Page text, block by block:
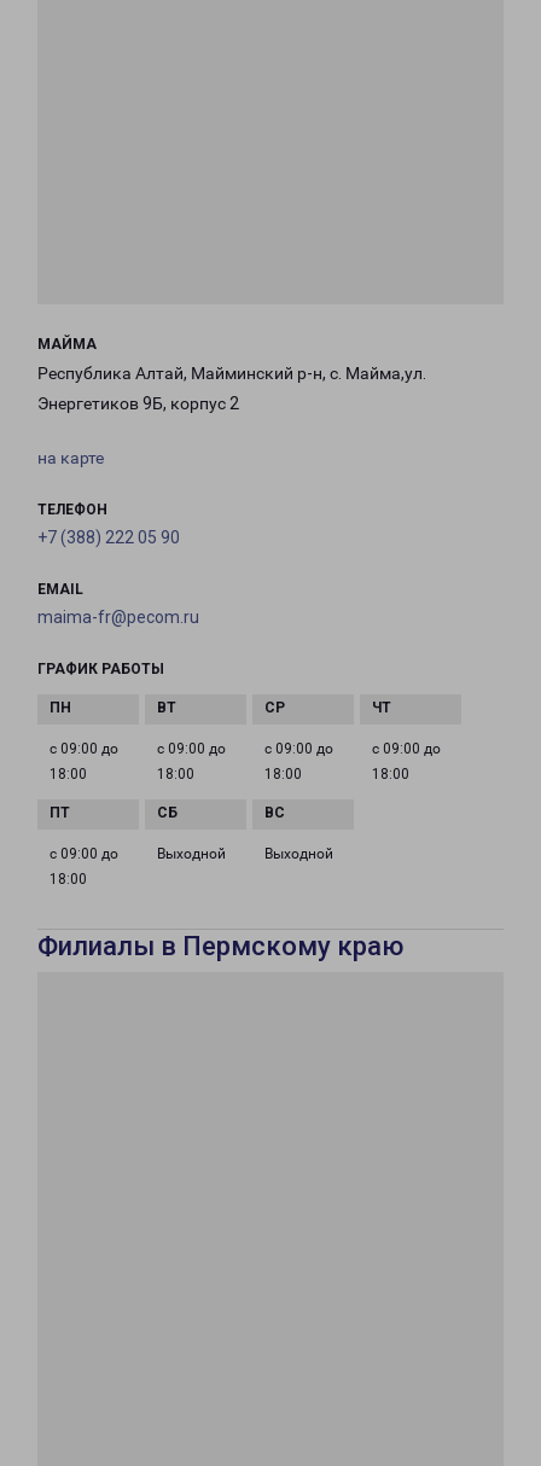
МАЙМА
Республика Алтай, Майминский р-н, с. Майма,ул.
Энергетиков 9Б, корпус 2
на карте
ТЕЛЕФОН
+7 (388) 222 05 90
EMAIL
maima-fr@pecom.ru
ГРАФИК РАБОТЫ
с 09:00 до
18:00
с 09:00 до
18:00
с 09:00 до
18:00
с 09:00 до
18:00
с 09:00 до
18:00
Выходной Выходной
Филиалы в Пермскому краю